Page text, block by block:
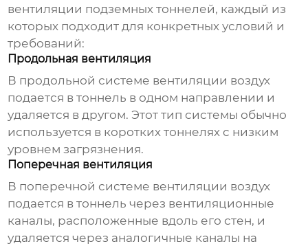
вентиляции подземных тоннелей, каждый из
которых подходит для конкретных условий и
требований:
Продольная вентиляция
В продольной системе вентиляции воздух
подается в тоннель в одном направлении и
удаляется в другом. Этот тип системы обычно
используется в коротких тоннелях с низким
уровнем загрязнения.
Поперечная вентиляция
В поперечной системе вентиляции воздух
подается в тоннель через вентиляционные
каналы, расположенные вдоль его стен, и
удаляется через аналогичные каналы на